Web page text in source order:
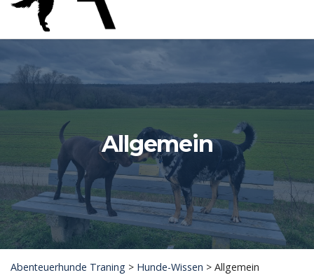
Allgemein
Abenteuerhunde Traning > Hunde-Wissen > Allgemein